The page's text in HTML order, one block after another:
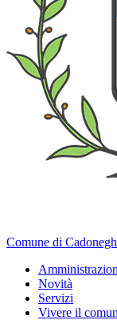
Comune di
Novità
Servizi
Vivere il